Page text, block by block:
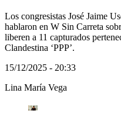
Los congresistas José Jaime
hablaron en W Sin Carreta
liberen a 11 capturados
Clandestina ‘PPP’.
15/12/2025 - 20:33
Lina María Vega